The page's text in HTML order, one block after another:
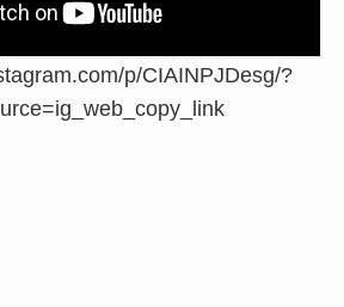
p/CIAINPJDesg/?